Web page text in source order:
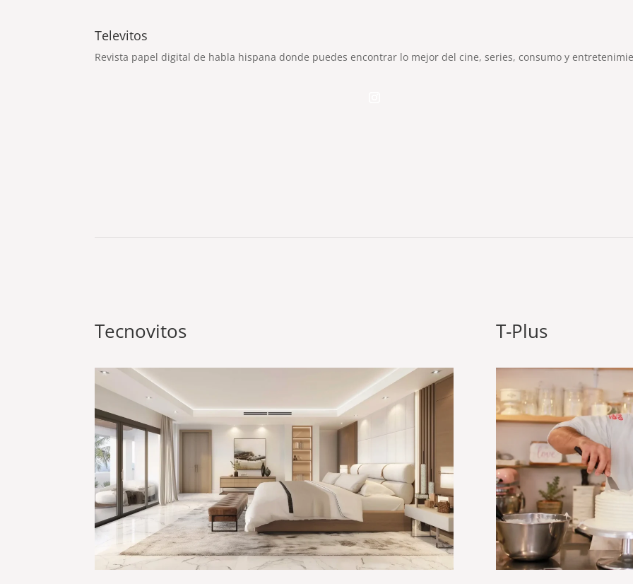
Televitos
Revista papel digital de habla hispana donde puedes encontrar lo mejor del cine, series, consumo y
Tecnovitos T-Plus